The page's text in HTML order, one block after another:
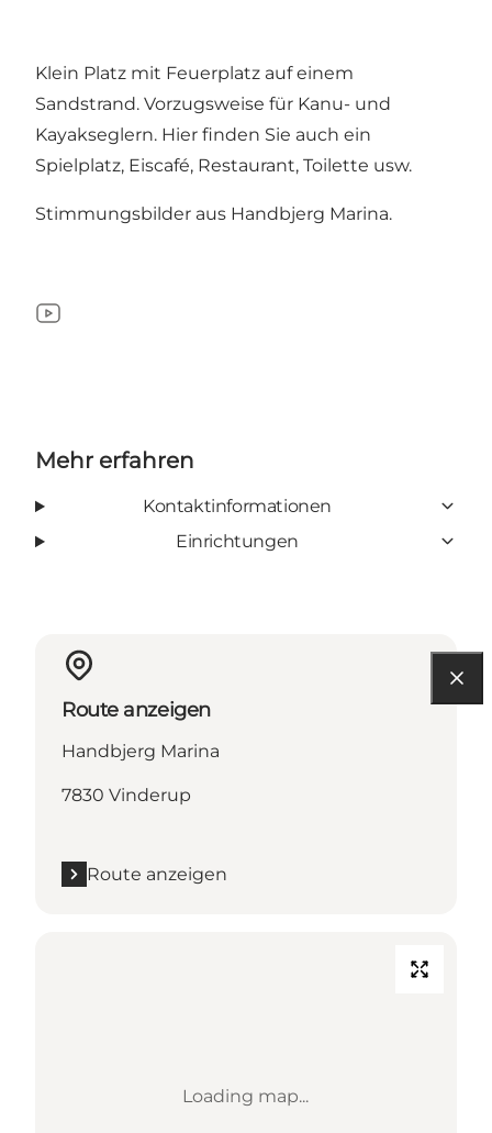
Klein Platz mit Feuerplatz auf einem
Sandstrand. Vorzugsweise für Kanu- und
Kayakseglern. Hier finden Sie auch ein
Spielplatz, Eiscafé, Restaurant, Toilette usw.
Stimmungsbilder aus Handbjerg Marina.
YouTube
Mehr erfahren
Kontaktinformationen
Einrichtungen
Route anzeigen
Handbjerg Marina
7830 Vinderup
Route anzeigen
Loading map...